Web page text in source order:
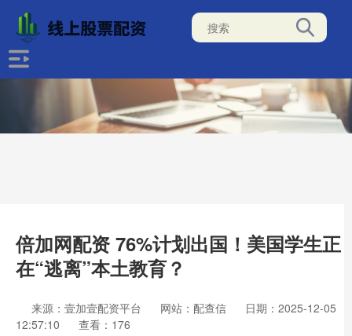
倍加网配资 76%计划出国！美国学生正
在“逃离”本土教育？
来源：壹加壹配资平台 网站：配查信
日期：2025-12-05
12:57:10
查看：176